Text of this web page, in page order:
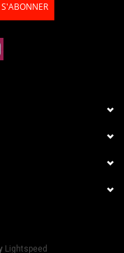
S'ABONNER
Lightspeed